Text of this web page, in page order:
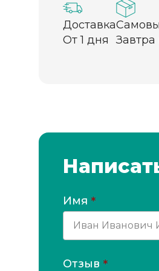
Доставка
От 1 дня
Имя *
Отзыв *